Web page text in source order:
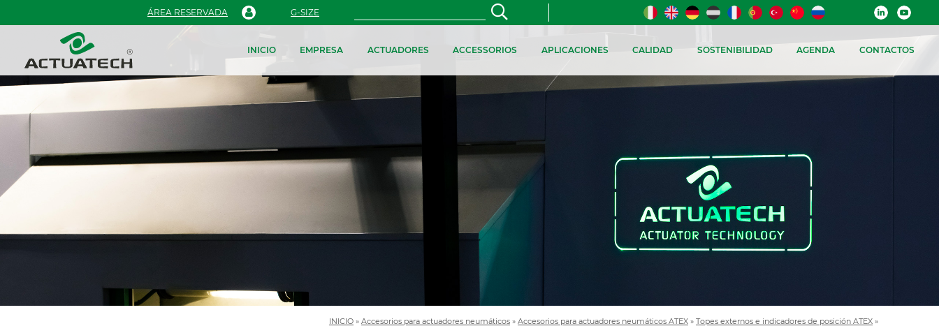
ÁREA RESERVADA G-SIZE
INICIO EMPRESA ACTUADORES ACCESSORIOS APLICACIONES CALIDAD SOSTENIBILIDAD AGENDA CONTACTOS
INICIO » Accesorios para actuadores neumáticos » Accesorios para actuadores neumáticos ATEX » Topes externos e indicadores de posición ATEX »